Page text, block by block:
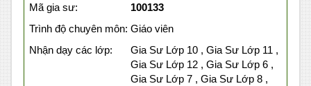
Mã gia sư:
100133
Trình độ chuyên môn: Giáo viên
Nhận dạy các lớp:
Gia Sư Lớp 10 , Gia Sư Lớp 11 ,
Gia Sư Lớp 12 , Gia Sư Lớp 6 ,
Gia Sư Lớp 7 , Gia Sư Lớp 8 ,